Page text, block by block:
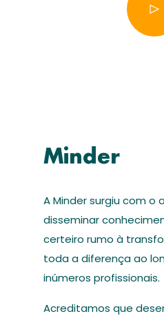
Minder
A Minder surgiu com o
disseminar
certeiro rumo à
toda a diferença ao
inúmeros profissionais.
Acreditamos que